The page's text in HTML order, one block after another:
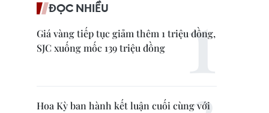
ĐỌC NHIỀU
Giá vàng tiếp tục giảm thêm 1 triệu đồng,
SJC xuống mốc 139 triệu đồng
Hoa Kỳ ban hành kết luận cuối cùng với